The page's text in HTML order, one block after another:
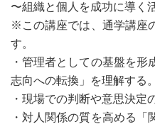
〜組織と個人を成功に導く
※この講座では、通学講座
す。
・管理者としての基盤を
志向への転換」を理解する。
・現場での判断や意思決定
・対人関係の質を高める「